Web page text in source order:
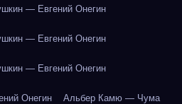
— Евгений Онегин
— Евгений Онегин
— Евгений Онегин
Онегин Альбер Камю — Чума